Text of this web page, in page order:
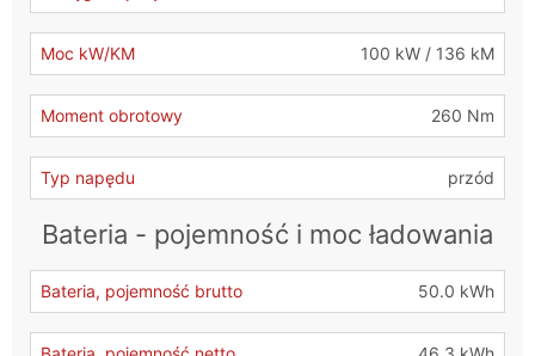
Moc kW/KM 100 kW / 136 kM
Moment obrotowy 260 Nm
Typ napędu przód
Bateria - pojemność i moc ładowania
Bateria, pojemność brutto 50.0 kWh